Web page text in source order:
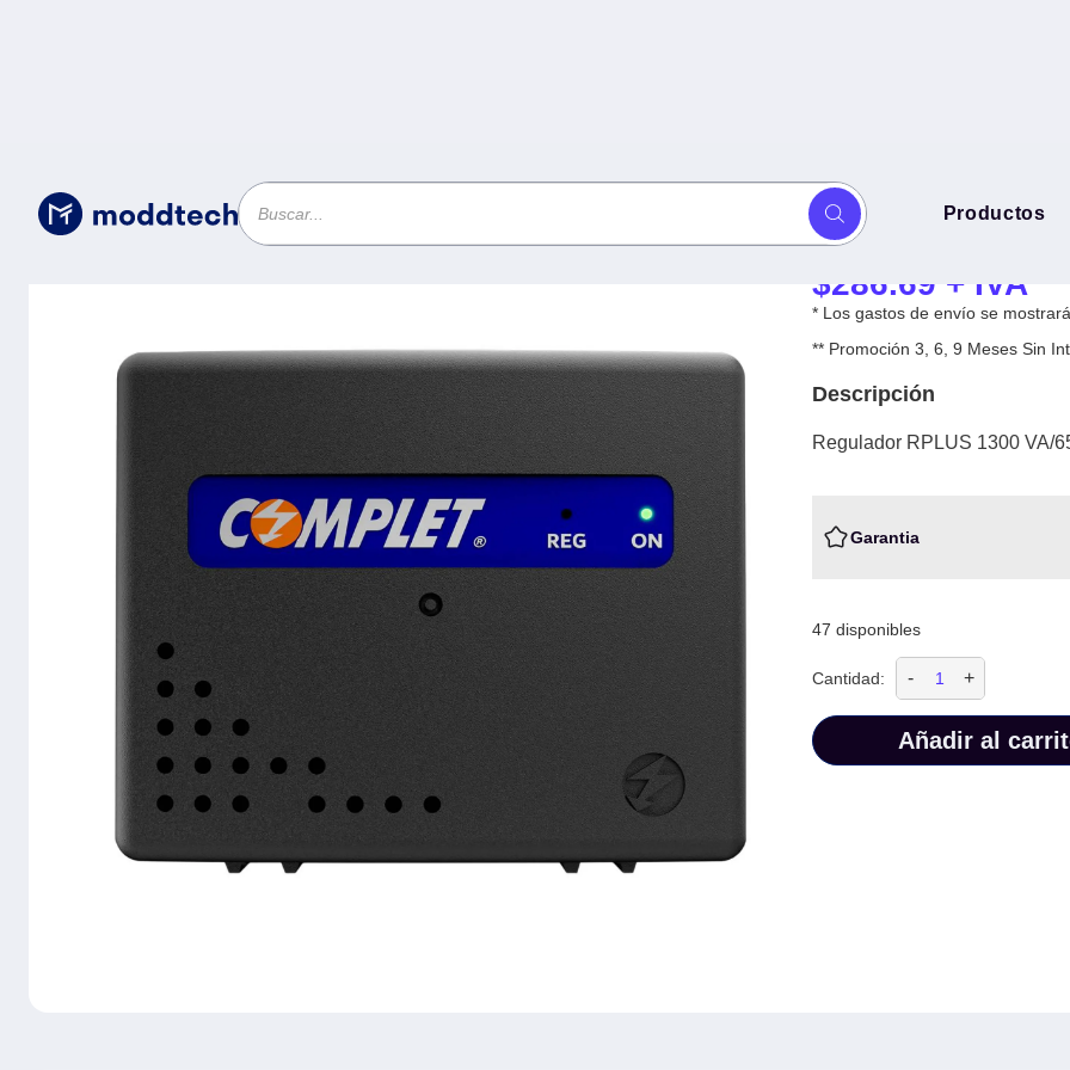
Productos
Sin categoría
Regulador
-
$286.69 + IVA
* Los gastos de envío se
** Promoción 3, 6, 9 Meses Sin
Descripción
Regulador RPLUS 1300 VA/
Garantia
47 disponibles
Cantidad: - +
Añadir al